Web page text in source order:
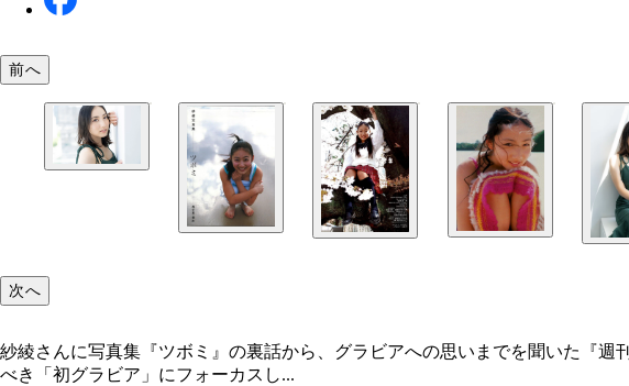
前へ
次へ
紗綾さんに写真集『ツボミ』の裏話から、グラビアへの思いまでを聞いた『
べき「初グラビア」にフォーカスし...